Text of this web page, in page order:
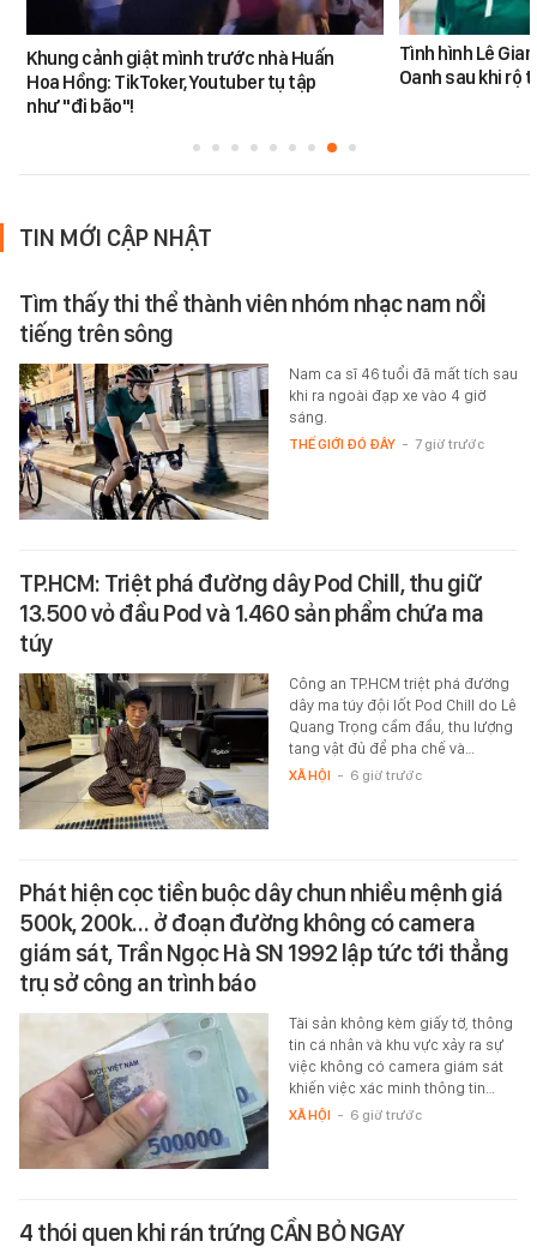
Khung cảnh giật mình trước nhà Huấn
Hoa Hồng: TikToker, Youtuber tụ tập
như "đi bão"!
Tình hình Lê
Oanh sau khi rộ
TIN MỚI CẬP NHẬT
Tìm thấy thi thể thành viên nhóm nhạc nam nổi
tiếng trên sông
Nam ca sĩ 46 tuổi đã mất tích sau
khi ra ngoài đạp xe vào 4 giờ
sáng.
THẾ GIỚI ĐÓ ĐÂY - 7 giờ trước
TP.HCM: Triệt phá đường dây Pod Chill, thu giữ
13.500 vỏ đầu Pod và 1.460 sản phẩm chứa ma
túy
Công an TP.HCM triệt phá đường
dây ma túy đội lốt Pod Chill do Lê
Quang Trọng cầm đầu, thu lượng
tang vật đủ để pha chế và…
XÃ HỘI - 6 giờ trước
Phát hiện cọc tiền buộc dây chun nhiều mệnh giá
500k, 200k… ở đoạn đường không có camera
giám sát, Trần Ngọc Hà SN 1992 lập tức tới thẳng
trụ sở công an trình báo
Tài sản không kèm giấy tờ, thông
tin cá nhân và khu vực xảy ra sự
việc không có camera giám sát
khiến việc xác minh thông tin…
XÃ HỘI - 6 giờ trước
4 thói quen khi rán trứng CẦN BỎ NGAY